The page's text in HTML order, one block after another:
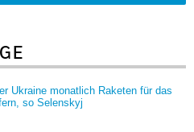
Ukraine monatlich Raketen für das
so Selenskyj